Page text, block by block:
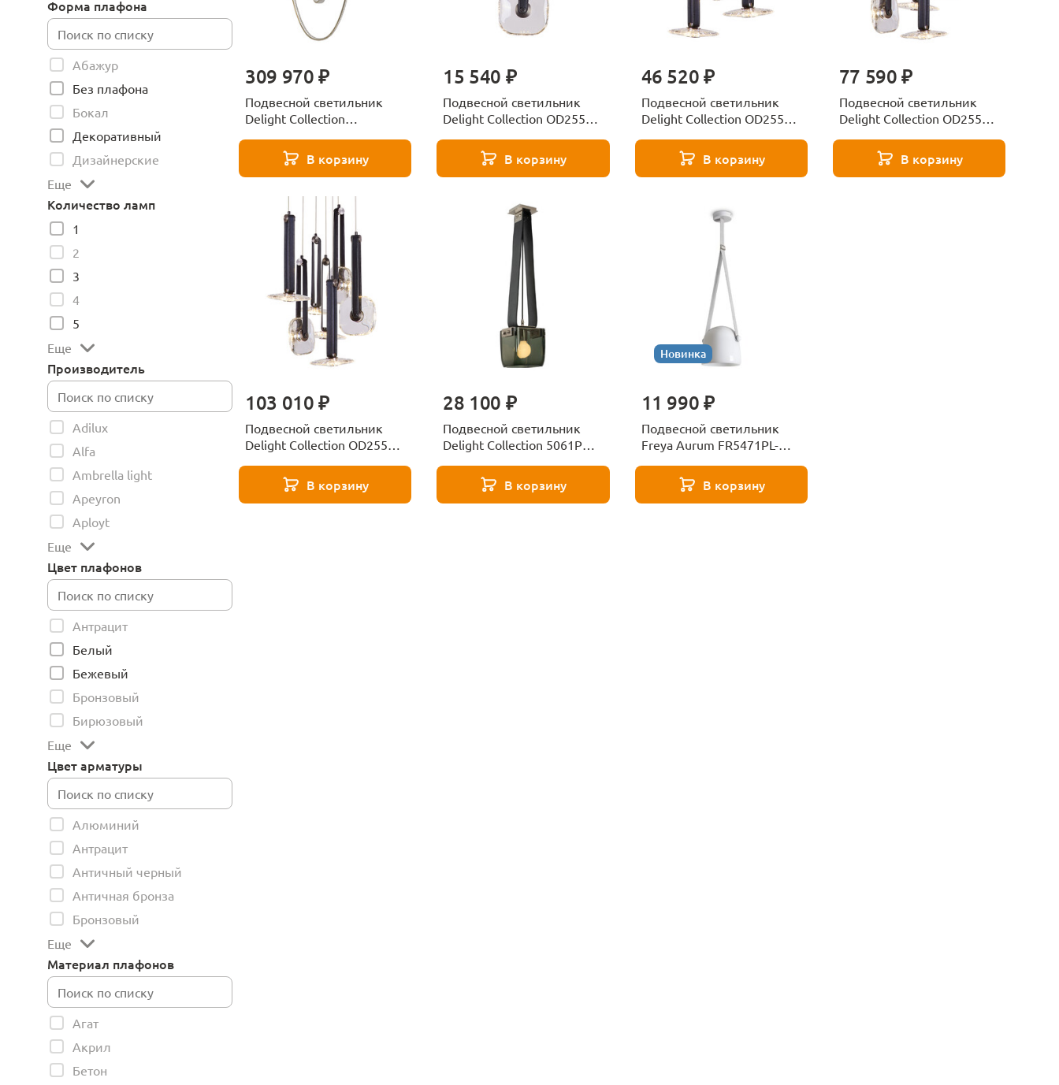
Форма плафона
Абажур
Без плафона
Бокал
Декоративный
Дизайнерские
Еще
Количество ламп
1
2
3
4
5
Еще
Производитель
Adilux
Alfa
Ambrella light
Apeyron
Aployt
Еще
Цвет плафонов
Антрацит
Белый
Бежевый
Бронзовый
Бирюзовый
Еще
Цвет арматуры
Алюминий
Антрацит
Античный черный
Античная бронза
Бронзовый
Еще
Материал плафонов
Агат
Акрил
Бетон
309 970 ₽
Подвесной светильник
Delight Collection
В корзину
15 540 ₽
Подвесной светильник
Delight Collection OD2553-
В корзину
46 520 ₽
Подвесной светильник
Delight Collection OD2553-
В корзину
77 590 ₽
Подвесной светильник
Delight Collection OD2553-
В корзину
103 010 ₽
Подвесной светильник
Delight Collection OD2553-
В корзину
28 100 ₽
Подвесной светильник
Delight Collection 5061P
В корзину
Новинка
11 990 ₽
Подвесной светильник
Freya Aurum FR5471PL-
В корзину